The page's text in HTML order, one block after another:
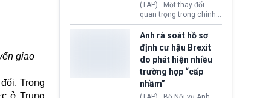
giao
Trong
ở Trung
Donald Trump và chính
phủ cánh tả Tổng thống
da Silva đang leo thang
gay gắt.
(TAP) - Một thay đổi
quan trọng trong chính
sách nhập cư của New
Zealand đang mở ra
thêm cơ hội cho nhiều
người muốn định cư. Từ
nay, người mắc viêm
gan B hoặc viêm gan C
sẽ không còn bị mặc
định không đáp ứng tiêu
Anh rà soát hồ sơ
định cư hậu Brexit
do phát hiện nhiều
trường hợp “cấp
nhầm”